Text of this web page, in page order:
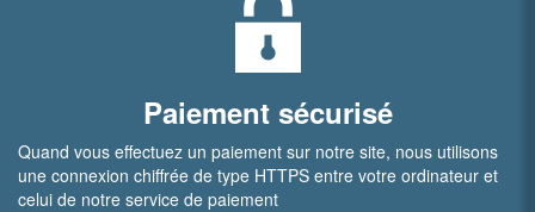
Paiement sécurisé
Quand vous effectuez un paiement sur notre site, nous utilisons
une connexion chiffrée de type HTTPS entre votre ordinateur et
celui de notre service de paiement